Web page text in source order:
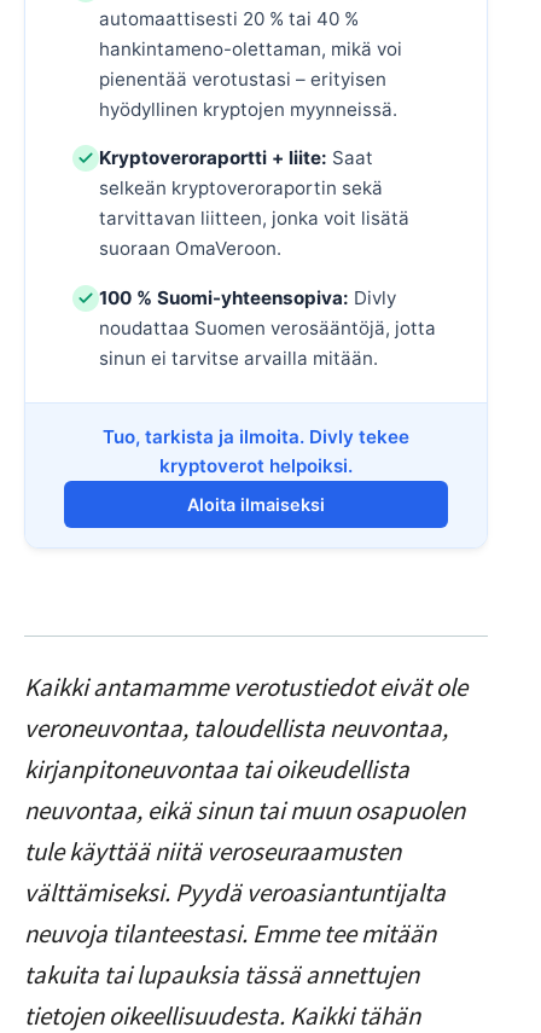
automaattisesti 20 % tai 40 %
hankintameno-olettaman, mikä voi
pienentää verotustasi – erityisen
hyödyllinen kryptojen myynneissä.
Kryptoveroraportti + liite: Saat
selkeän kryptoveroraportin sekä
tarvittavan liitteen, jonka voit lisätä
suoraan OmaVeroon.
100 % Suomi-yhteensopiva: Divly
noudattaa Suomen verosääntöjä, jotta
sinun ei tarvitse arvailla mitään.
Tuo, tarkista ja ilmoita. Divly tekee
kryptoverot helpoiksi.
Aloita ilmaiseksi
Kaikki antamamme verotustiedot eivät ole
veroneuvontaa, taloudellista neuvontaa,
kirjanpitoneuvontaa tai oikeudellista
neuvontaa, eikä sinun tai muun osapuolen
tule käyttää niitä veroseuraamusten
välttämiseksi. Pyydä veroasiantuntijalta
neuvoja tilanteestasi. Emme tee mitään
takuita tai lupauksia tässä annettujen
tietojen oikeellisuudesta. Kaikki tähän